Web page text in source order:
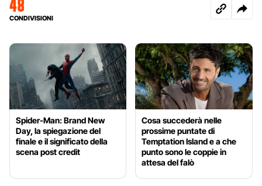
48
CONDIVISIONI
Spider-Man: Brand New
Day, la spiegazione del
finale e il significato della
scena post credit
Cosa succederà nelle
prossime puntate di
Temptation Island e a che
punto sono le coppie in
attesa del falò